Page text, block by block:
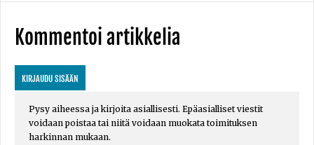
Kommentoi artikkelia
KIRJAUDU SISÄÄN
Pysy aiheessa ja kirjoita asiallisesti. Epäasialliset viestit
voidaan poistaa tai niitä voidaan muokata toimituksen
harkinnan mukaan.